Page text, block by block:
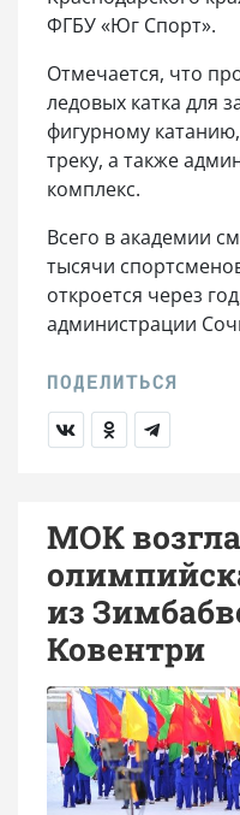
ФГБУ «Юг Спорт».
Отмечается, что
ледовых катка для
фигурному
треку, а также
комплекс.
Всего в академии
тысячи
откроется через
администрации
МОК
из
Ковентри